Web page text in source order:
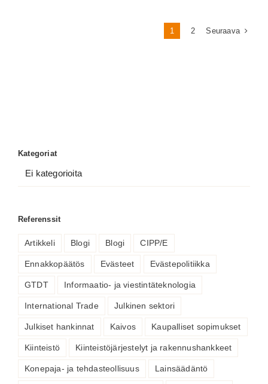
1 2 Seuraava
Kategoriat
Ei kategorioita
Referenssit
Artikkeli Blogi Blogi CIPP/E
Ennakkopäätös Evästeet Evästepolitiikka
GTDT Informaatio- ja viestintäteknologia
International Trade Julkinen sektori
Julkiset hankinnat Kaivos Kaupalliset sopimukset
Kiinteistö Kiinteistöjärjestelyt ja rakennushankkeet
Konepaja- ja tehdasteollisuus Lainsäädäntö